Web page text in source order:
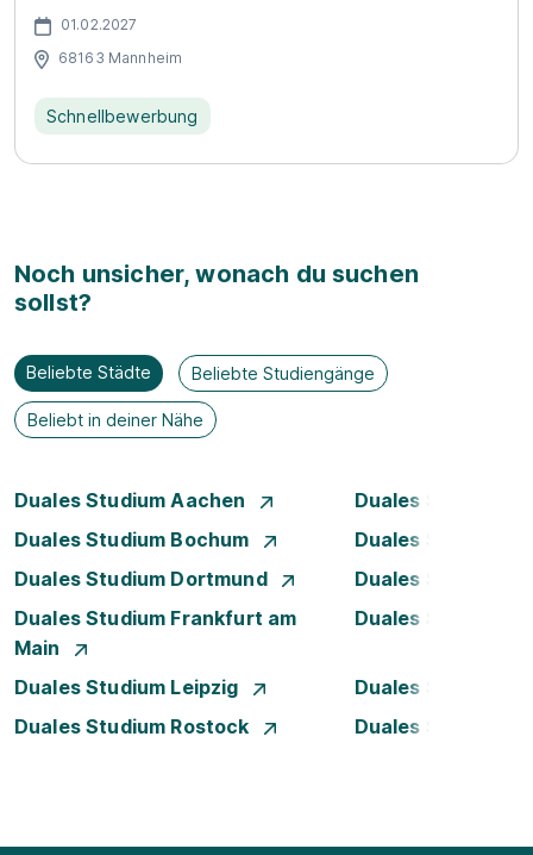
01.02.2027
68163 Mannheim
Schnellbewerbung
Noch unsicher, wonach du suchen
sollst?
Beliebte Städte Beliebte Studiengänge
Beliebt in deiner Nähe
Duales Studium Aachen
Duales Studium
Duales Studium Bochum
Duales Studium
Duales Studium Dortmund
Duales Studium
Duales Studium Frankfurt am
Main
Duales Studium
Duales Studium Leipzig
Duales Studium
Duales Studium Rostock
Duales Studium